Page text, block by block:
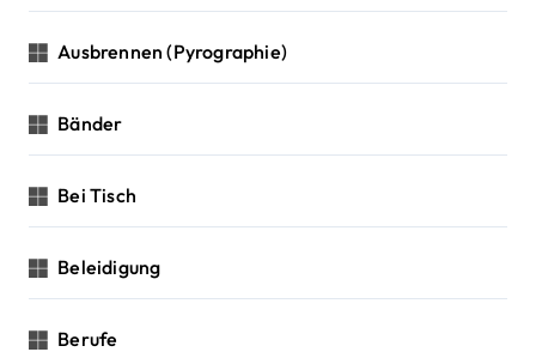
Ausbrennen (Pyrographie)
Bänder
Bei Tisch
Beleidigung
Berufe